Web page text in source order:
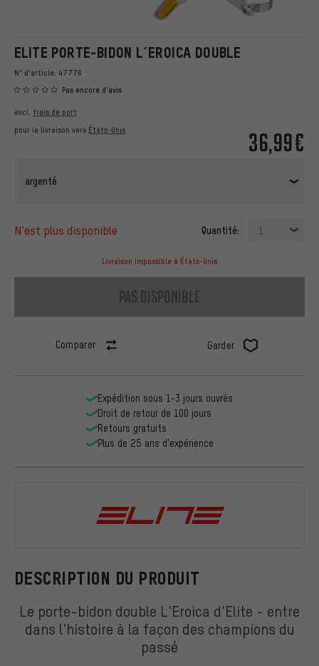
ELITE PORTE-BIDON L´EROICA DOUBLE
N° d'article: 47776
Pas encore d'avis
36,99€
excl. frais de port
pour la livraison vers États-Unis
argenté
n’est plus disponible Quantité: 1
Livraison impossible à États-Unis
pas disponible
Comparer Garder
DESCRIPTION DU PRODUIT
Le porte-bidon double L'Eroica d'Elite - entre
dans l'histoire à la façon des champions du
passé
Expédition sous 1-3 jours ouvrés
Droit de retour de 100 jours
Retours gratuits
Plus de 25 ans d'expérience